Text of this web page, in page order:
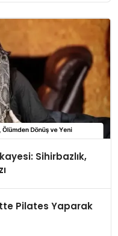
Sihirbazlık,
Pilates Yaparak